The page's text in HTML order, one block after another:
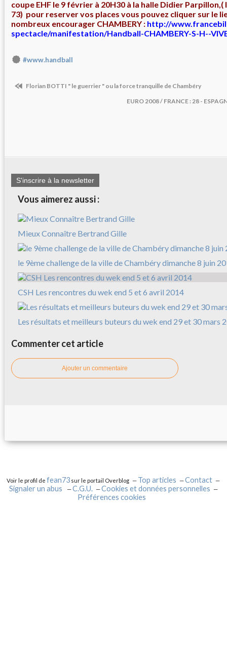
coupe EHF le 9 février à 20H30 à la halle Didier Parpillon,(
73) pour reserver vos places vous pouvez cliquer sur le
nombreux encourager CHAMBERY : http://
spectacle/manifestation/Handball-CHAMBERY-S-H--
#www.handball
Florian BOTTI " le guerrier " ou la force tranquille de Chambéry
EURO 2008 / FRANCE : 28 -
S'inscrire à la newsletter
Vous aimerez aussi :
Mieux Connaître Bertrand Gille
le 9ème challenge de la ville de Chambéry dimanche 8 juin
CSH Les rencontres du wek end 5 et 6 avril 2014
Les résultats et meilleurs buteurs du wek end 29 et 30 mars
Commenter cet article
Ajouter un commentaire
Voir le profil defean73 sur le portail Overblog Top articles
Contact
Signaler un abus
C.G.U.
Cookies et données personnelles
Préférences cookies